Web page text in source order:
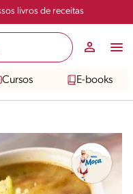
livros de receitas
Cursos E-books
Compartilhar